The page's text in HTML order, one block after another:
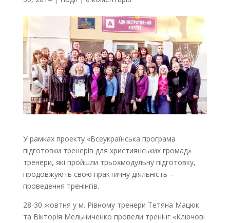
У рамках проекту «Всеукраїнська програма
підготовки тренерів для християнських громад»
тренери, які пройшли трьохмодульну підготовку,
продовжують свою практичну діяльність –
проведення тренінгів.
28-30 жовтня у м. Рівному тренери Тетяна Мацюк
та Вікторія Мельниченко провели тренінг «Ключові